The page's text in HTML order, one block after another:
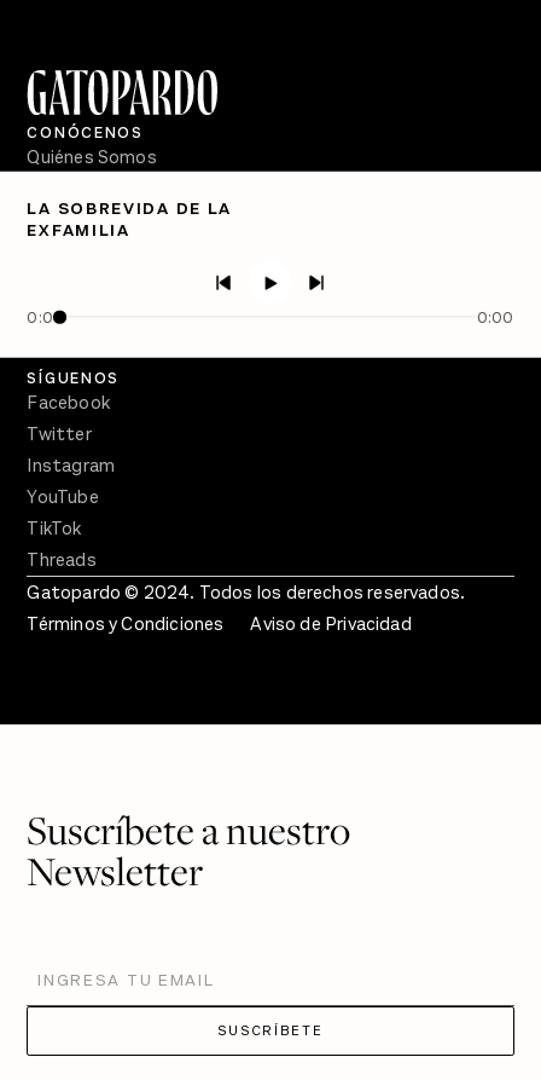
LA SOBREVIDA DE LA
EXFAMILIA
0:00 0:00
CONÓCENOS
Quiénes Somos
PÓDCASTS
Crecer en Distopía
SÍGUENOS
Facebook
Twitter
Instagram
YouTube
TikTok
Threads
Gatopardo © 2024. Todos los derechos reservados.
Términos y Condiciones
Aviso de Privacidad
Suscríbete a nuestro
Newsletter